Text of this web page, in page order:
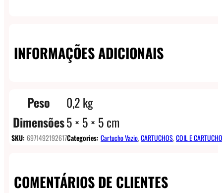
INFORMAÇÕES ADICIONAIS
Peso
0,2 kg
Dimensões5 × 5 × 5 cm
SKU: 6971492192617Categories: Cartucho Vazio,CARTUCHOS,COIL E CARTUCHO
COMENTÁRIOS DE CLIENTES